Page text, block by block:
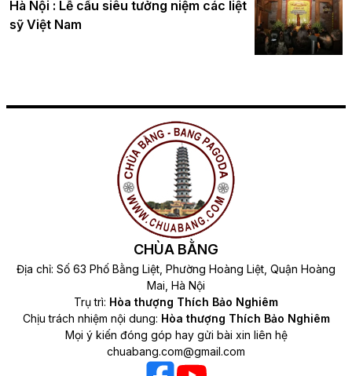
Hà Nội : Lễ cầu siêu tưởng niệm các liệt
sỹ Việt Nam
CHÙA BẰNG
Địa chỉ: Số 63 Phố Bằng Liệt, Phường Hoàng Liệt, Quận Hoàng
Mai, Hà Nội
Trụ trì: Hòa thượng Thích Bảo Nghiêm
Chịu trách nhiệm nội dung: Hòa thượng Thích Bảo Nghiêm
Mọi ý kiến đóng góp hay gửi bài xin liên hệ
chuabang.com@gmail.com